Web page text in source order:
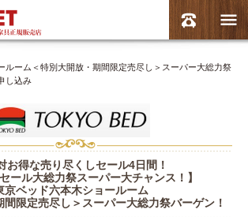
ルーム＜特別大開放・期間限定売尽し＞スーパー大総力祭
し込み
お得な売り尽くしセール4日間！
ール大総力祭スーパー大チャンス！】
京ベッド六本木ショールーム
間限定売尽し＞スーパー大総力祭バーゲン！